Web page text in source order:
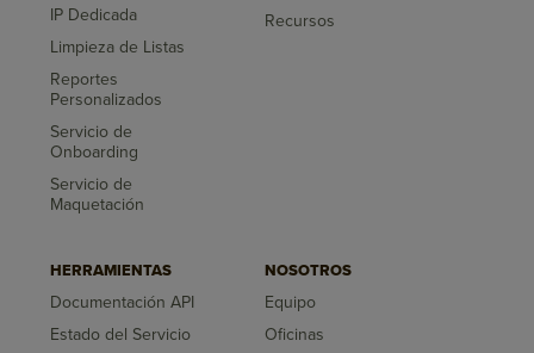
IP Dedicada
Limpieza de Listas
Reportes
Personalizados
Servicio de
Onboarding
Servicio de
Maquetación
Recursos
HERRAMIENTAS
Documentación API
Estado del Servicio
NOSOTROS
Equipo
Oficinas